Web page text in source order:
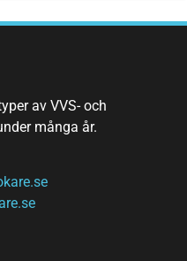
av VVS- och
många år.